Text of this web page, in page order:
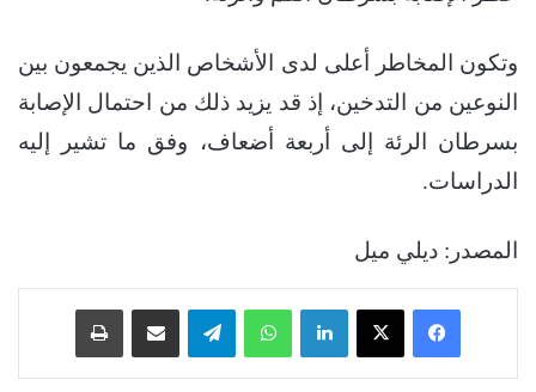
وتكون المخاطر أعلى لدى الأشخاص الذين يجمعون بين
النوعين من التدخين، إذ قد يزيد ذلك من احتمال الإصابة
بسرطان الرئة إلى أربعة أضعاف، وفق ما تشير إليه
الدراسات.
المصدر: ديلي ميل
فيسبوك ‫X لينكدإن واتساب تيلقرام